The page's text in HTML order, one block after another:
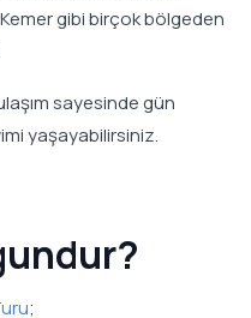
gibi birçok bölgeden
sayesinde gün
yaşayabilirsiniz.
;